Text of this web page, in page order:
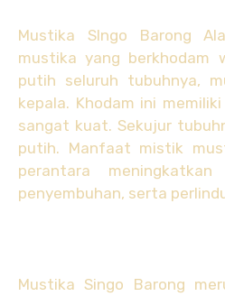
Mustika SIngo Barong
mustika yang berkhodam
putih seluruh tubuhnya,
kepala. Khodam ini
sangat kuat. Sekujur
putih. Manfaat mistik
perantara
penyembuhan, serta
Mustika Singo Barong